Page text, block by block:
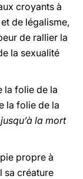
croyants à
de légalisme,
de rallier la
la sexualité
la folie de la
la folie de la
jusqu’à la mort
propre à
sa créature